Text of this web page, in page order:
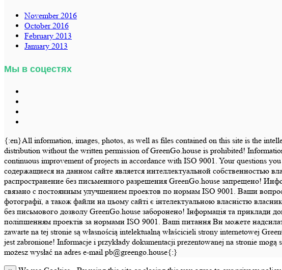
November 2016
October 2016
February 2013
January 2013
Мы в соцестях
{:en}All information, images, photos, as well as files contained on this site is the
distribution without the written permission of GreenGo.house is prohibited!
continuous improvement of projects in accordance with ISO 9001. Your questions
содержащиеся на данном сайте является интеллектуальной
распространение без письменного разрешения GreenGo.house запрещено!
связано с постоянным улучшением проектов по нормам ISO 9001. Ваши
фотографії, а також файли на цьому сайті є інтелектуальною власністю
без письмового дозволу GreenGo.house заборонено! Інформація та приклади
поліпшенням проектів за нормами ISO 9001. Ваші питання Ви можете
zawarte na tej stronie są własnością intelektualną właścicieli strony internetowej
jest zabronione! Informacje i przykłady dokumentacji prezentowanej na stronie
możesz wysłać na adres e-mail pb@greengo.house{:}